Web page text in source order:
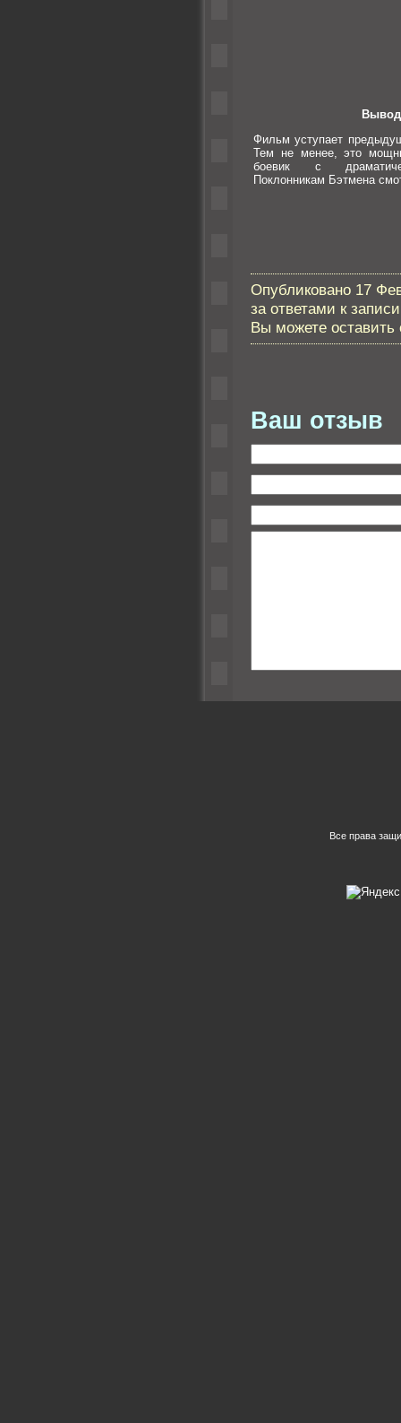
Вывод
Фильм уступает
Тем не менее, это
боевик с
Поклонникам Бэтмена
Опубликовано 17
за ответами к
Вы можете оставить
Ваш отзыв
Все права